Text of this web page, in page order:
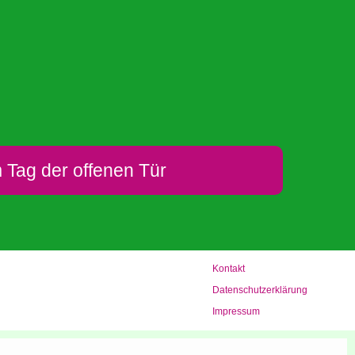
der offenen Tür
Kon­takt
Daten­schutz­er­klä­rung
Impres­sum